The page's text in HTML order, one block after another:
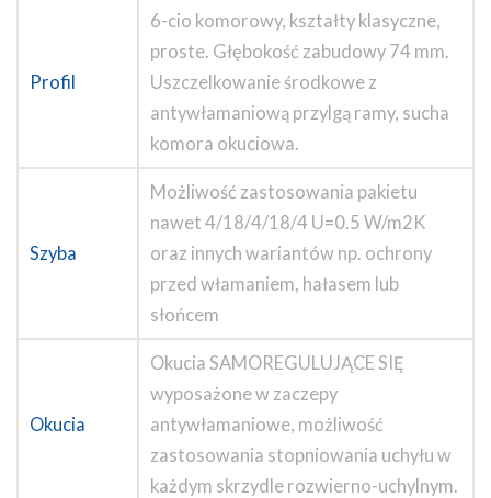
Profil
6-cio komorowy, kształty klasyczne,
proste. Głębokość zabudowy 74 mm.
Uszczelkowanie środkowe z
antywłamaniową przylgą ramy, sucha
komora okuciowa.
Szyba
Możliwość zastosowania pakietu
nawet 4/18/4/18/4 U=0.5 W/m2K
oraz innych wariantów np. ochrony
przed włamaniem, hałasem lub
słońcem
Okucia
Okucia SAMOREGULUJĄCE SIĘ
wyposażone w zaczepy
antywłamaniowe, możliwość
zastosowania stopniowania uchyłu w
każdym skrzydle rozwierno-uchylnym.